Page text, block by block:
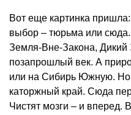
Вот еще картинка
выбор – тюрьма или
Земля-Вне-Закона, Дикий
позапрошлый век. А
или на Сибирь Южную. Но
каторжный край. Сюда
Чистят мозги – и вперед.